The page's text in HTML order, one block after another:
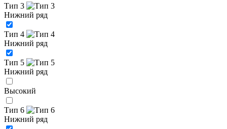
Тип 3
Нижний ряд
Тип 4
Нижний ряд
Тип 5
Нижний ряд
Высокий
Тип 6
Нижний ряд